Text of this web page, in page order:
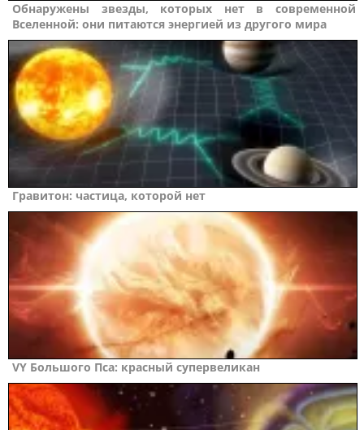
Обнаружены звезды, которых нет в современной
Вселенной: они питаются энергией из другого мира
Гравитон: частица, которой нет
VY Большого Пса: красный супервеликан